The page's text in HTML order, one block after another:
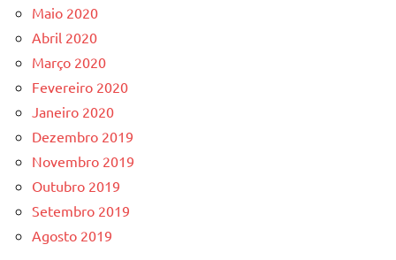
Maio 2020
Abril 2020
Março 2020
Fevereiro 2020
Janeiro 2020
Dezembro 2019
Novembro 2019
Outubro 2019
Setembro 2019
Agosto 2019